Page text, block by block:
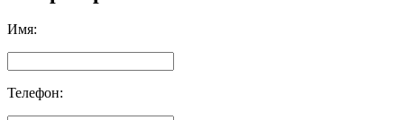
Имя:
Телефон: